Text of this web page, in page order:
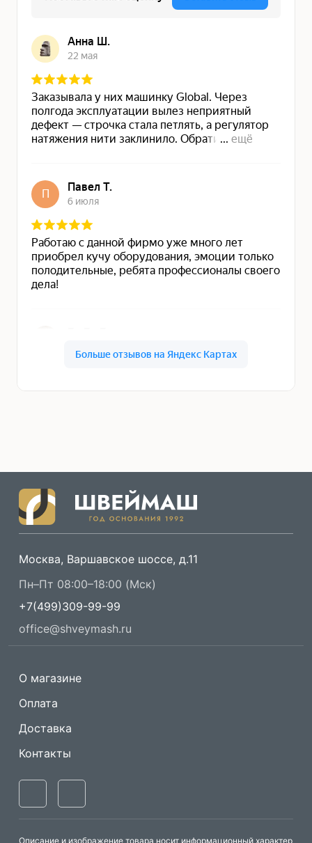
Москва, Варшавское шоссе, д.11
Пн–Пт 08:00–18:00 (Мск)
+7(499)309-99-99
office@shveymash.ru
О магазине
Оплата
Доставка
Контакты
Описание и изображение товара носит информационный характер